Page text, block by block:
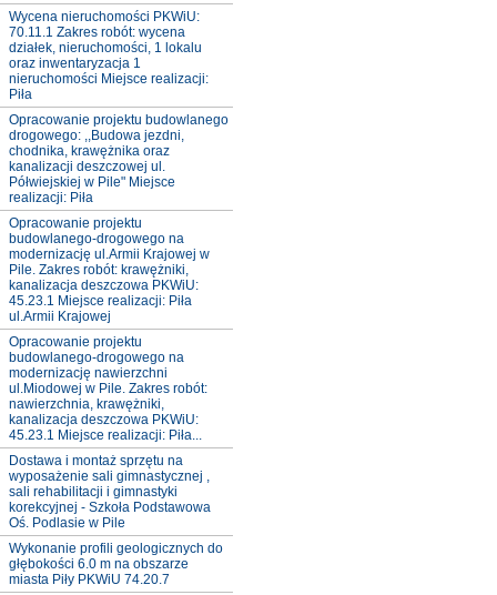
Wycena nieruchomości PKWiU:
70.11.1 Zakres robót: wycena
działek, nieruchomości, 1 lokalu
oraz inwentaryzacja 1
nieruchomości Miejsce realizacji:
Piła
Opracowanie projektu budowlanego
drogowego: ,,Budowa jezdni,
chodnika, krawężnika oraz
kanalizacji deszczowej ul.
Półwiejskiej w Pile" Miejsce
realizacji: Piła
Opracowanie projektu
budowlanego-drogowego na
modernizację ul.Armii Krajowej w
Pile. Zakres robót: krawężniki,
kanalizacja deszczowa PKWiU:
45.23.1 Miejsce realizacji: Piła
ul.Armii Krajowej
Opracowanie projektu
budowlanego-drogowego na
modernizację nawierzchni
ul.Miodowej w Pile. Zakres robót:
nawierzchnia, krawężniki,
kanalizacja deszczowa PKWiU:
45.23.1 Miejsce realizacji: Piła...
Dostawa i montaż sprzętu na
wyposażenie sali gimnastycznej ,
sali rehabilitacji i gimnastyki
korekcyjnej - Szkoła Podstawowa
Oś. Podlasie w Pile
Wykonanie profili geologicznych do
głębokości 6.0 m na obszarze
miasta Piły PKWiU 74.20.7